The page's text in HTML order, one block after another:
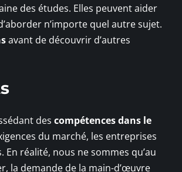
des études. Elles peuvent aider
n’importe quel autre sujet.
avant de découvrir d’autres
des compétences dans le
du marché, les entreprises
réalité, nous ne sommes qu’au
la demande de la main-d’œuvre